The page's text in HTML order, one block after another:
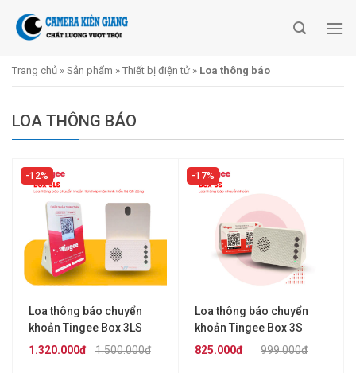
Trang chủ » Sản phẩm » Thiết bị điện tử » Loa thông báo
LOA THÔNG BÁO
12%
Loa thông báo chuyển
khoản Tingee Box 3LS
1.500.000đ
1.320.000đ
17%
Loa thông báo chuyển
khoản Tingee Box 3S
999.000đ
825.000đ